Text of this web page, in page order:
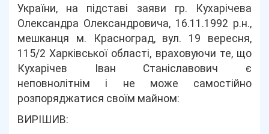
України, на підставі заяви гр. Кухарічева
Олександра Олександровича, 16.11.1992 р.н.,
мешканця м. Красноград, вул. 19 вересня,
115/2 Харківської області, враховуючи те, що
Кухарічев Іван Станіславович є
неповнолітнім і не може самостійно
розпоряджатися своїм майном:
ВИРІШИВ: